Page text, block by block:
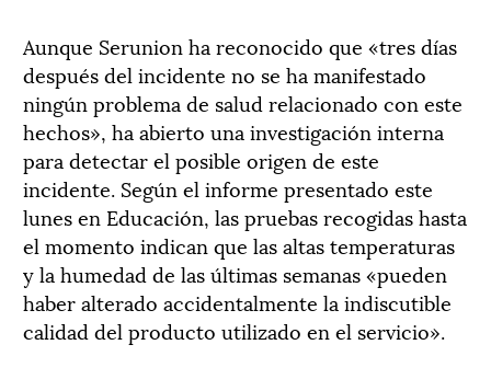
Aunque Serunion ha reconocido que «tres días
después del incidente no se ha manifestado
ningún problema de salud relacionado con este
hechos», ha abierto una investigación interna
para detectar el posible origen de este
incidente. Según el informe presentado este
lunes en Educación, las pruebas recogidas hasta
el momento indican que las altas temperaturas
y la humedad de las últimas semanas «pueden
haber alterado accidentalmente la indiscutible
calidad del producto utilizado en el servicio».